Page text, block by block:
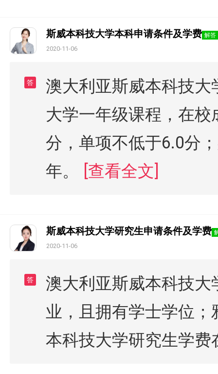
斯威本科技大学本科申请条件及学费 解答
2020-11-06
答
澳大利亚斯威本科技
大学一年级课程，在
分，单项不低于6.0分
年。
[查看全文]
斯威本科技大学研究生申请条件及学费
2020-11-06
答
澳大利亚斯威本科技
业，且拥有学士学位
本科技大学研究生学